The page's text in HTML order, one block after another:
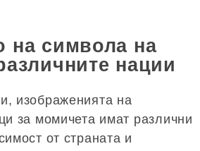
на символа на
нации
изображенията на
за момичета имат различни
от страната и